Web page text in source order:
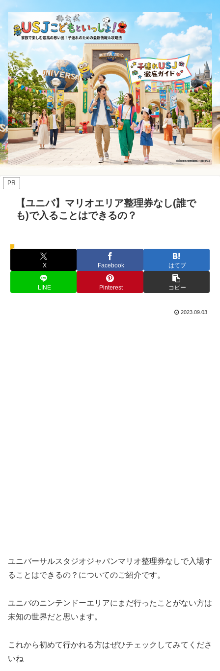
PR
【ユニバ】マリオエリア整理券なし(誰で
も)で入ることはできるの？
マリオワールド
X Facebook はてブ
LINE Pinterest コピー
2023.09.03
ユニバーサルスタジオジャパンマリオ整理券なしで入場す
ることはできるの？についてのご紹介です。
ユニバのニンテンドーエリアにまだ行ったことがない方は
未知の世界だと思います。
これから初めて行かれる方はぜひチェックしてみてくださ
いね